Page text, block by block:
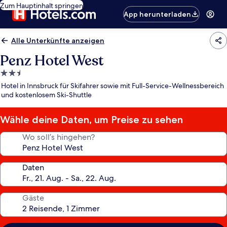
Zum Hauptinhalt springen
App herunterladen
Alle Unterkünfte anzeigen
Penz Hotel West
2.5-
Sterne-
Unterkunft
Hotel in Innsbruck für Skifahrer sowie mit Full-Service-Wellnessbereich
und kostenlosem Ski-Shuttle
Wähle deine Daten, um Preise zu sehen
Wo soll’s hingehen?
Daten
Gäste